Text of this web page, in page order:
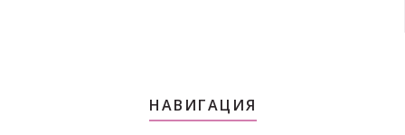
НАВИГАЦИЯ